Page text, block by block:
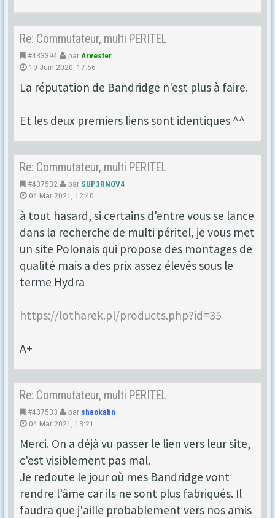
Re: Commutateur, multi PERITEL
#433394 par Arvester
10 Juin 2020, 17:56
La réputation de Bandridge n'est plus à faire.
Et les deux premiers liens sont identiques ^^
Re: Commutateur, multi PERITEL
#437532 par SUP3RNOV4
04 Mar 2021, 12:40
à tout hasard, si certains d'entre vous se lance
dans la recherche de multi péritel, je vous met
un site Polonais qui propose des montages de
qualité mais a des prix assez élevés sous le
terme Hydra
https://lotharek.pl/products.php?id=35
A+
Re: Commutateur, multi PERITEL
#437533 par shaokahn
04 Mar 2021, 13:21
Merci. On a déjà vu passer le lien vers leur site,
c'est visiblement pas mal.
Je redoute le jour où mes Bandridge vont
rendre l’âme car ils ne sont plus fabriqués. Il
faudra que j'aille probablement vers nos amis